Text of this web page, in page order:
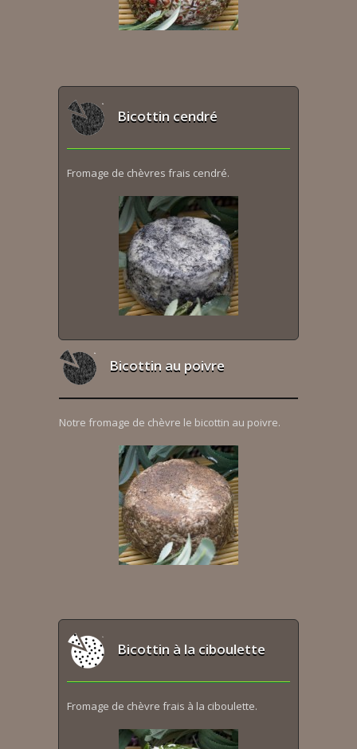
Bicottin cendré
Fromage de chèvres frais cendré.
Bicottin au poivre
Notre fromage de chèvre le bicottin au poivre.
Bicottin à la ciboulette
Fromage de chèvre frais à la ciboulette.